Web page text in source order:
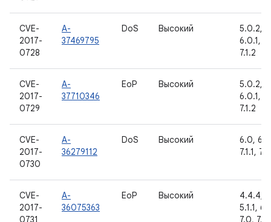
CVE-
2017-
0728
A-
37469795
DoS Высокий
5.0.2,
6.0.1,
7.1.2
CVE-
2017-
0729
A-
37710346
EoP Высокий
5.0.2,
6.0.1,
7.1.2
CVE-
2017-
0730
A-
36279112
DoS Высокий
6.0,
7.1.1,
CVE-
2017-
0731
A-
36075363
EoP Высокий
4.4.4,
5.1.1,
7.0,